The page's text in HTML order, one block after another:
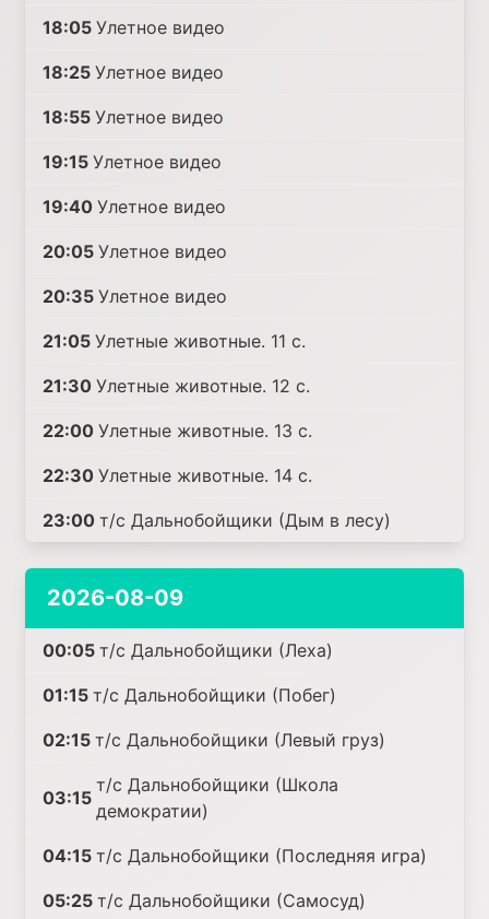
18:05 Улетное видео
18:25 Улетное видео
18:55 Улетное видео
19:15 Улетное видео
19:40 Улетное видео
20:05 Улетное видео
20:35 Улетное видео
21:05 Улетные животные. 11 с.
21:30 Улетные животные. 12 с.
22:00 Улетные животные. 13 с.
22:30 Улетные животные. 14 с.
23:00 т/с Дальнобойщики (Дым в лесу)
2026-08-09
00:05 т/с Дальнобойщики (Леха)
01:15 т/с Дальнобойщики (Побег)
02:15 т/с Дальнобойщики (Левый груз)
03:15
т/с Дальнобойщики (Школа
демократии)
04:15 т/с Дальнобойщики (Последняя игра)
05:25 т/с Дальнобойщики (Самосуд)